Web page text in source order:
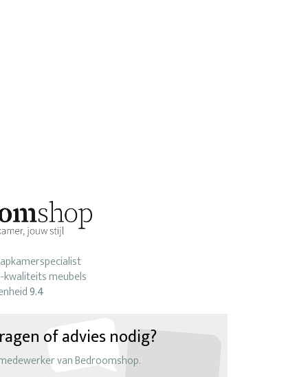
meubels
9.4
of advies nodig?
van Bedroomshop.